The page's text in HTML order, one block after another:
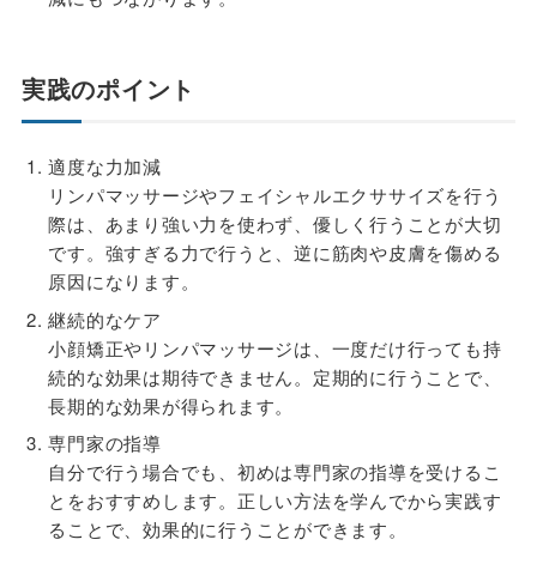
実践のポイント
適度な力加減
リンパマッサージやフェイシャルエクササイズを行う
際は、あまり強い力を使わず、優しく行うことが大切
です。強すぎる力で行うと、逆に筋肉や皮膚を傷める
原因になります。
継続的なケア
小顔矯正やリンパマッサージは、一度だけ行っても持
続的な効果は期待できません。定期的に行うことで、
長期的な効果が得られます。
専門家の指導
自分で行う場合でも、初めは専門家の指導を受けるこ
とをおすすめします。正しい方法を学んでから実践す
ることで、効果的に行うことができます。